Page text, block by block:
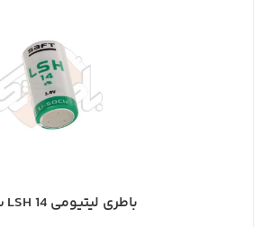
باطری لیتیومی LSH 14 سافت